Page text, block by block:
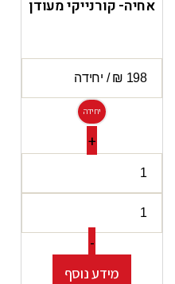
אחיה- קורנייקי מעודן
יחידה
+
-
מידע נוסף